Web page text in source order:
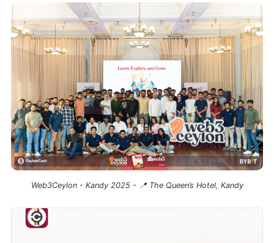
Web3Ceylon - Kandy 2025 - 📍 The Queen’s Hotel, Kandy